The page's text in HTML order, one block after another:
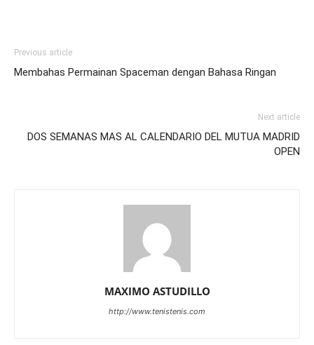
Previous article
Membahas Permainan Spaceman dengan Bahasa Ringan
Next article
DOS SEMANAS MAS AL CALENDARIO DEL MUTUA MADRID
OPEN
MAXIMO ASTUDILLO
http://www.tenistenis.com